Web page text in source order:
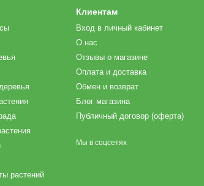
растений
Клиентам
Вход в личный кабинет
О нас
Отзывы о магазине
Оплата и доставка
Обмен и возврат
Блог магазина
Публичный договор (оферта)
Мы в соцсетях